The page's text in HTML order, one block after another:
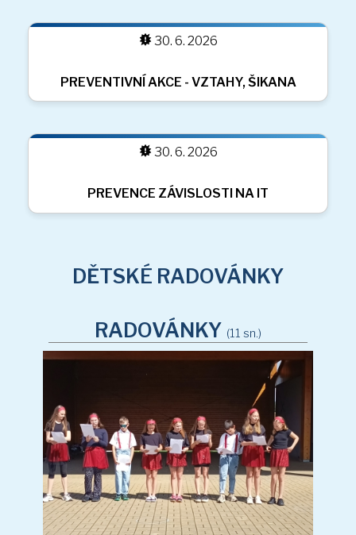
SETKÁNÍ SE STUDENTY S PROJEKTU
DEN ZEMĚ V JABLUNKOVĚ
ZÁBAVNÉ DOPOLEDNE V ZŠ JABLUNKOV
30. 6. 2026
30. 6. 2026
DĚTSKÉ RADOVÁNKY
RADOVÁNKY